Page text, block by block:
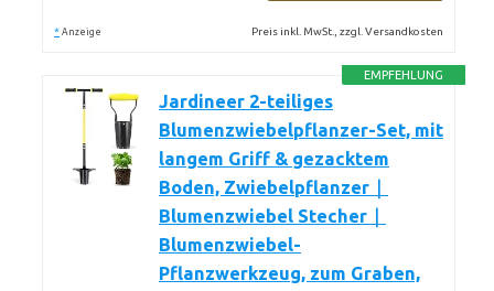
* Anzeige Preis inkl. MwSt., zzgl. Versandkosten
EMPFEHLUNG
Jardineer 2-teiliges
Blumenzwiebelpflanzer-Set, mit
langem Griff & gezacktem
Boden, Zwiebelpflanzer｜
Blumenzwiebel Stecher｜
Blumenzwiebel-
Pflanzwerkzeug, zum Graben,